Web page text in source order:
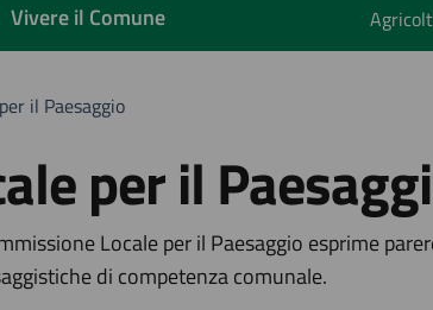
Vivere il Comune
il Paesaggio
per il
Locale per il Paesaggio esprime
di competenza comunale.